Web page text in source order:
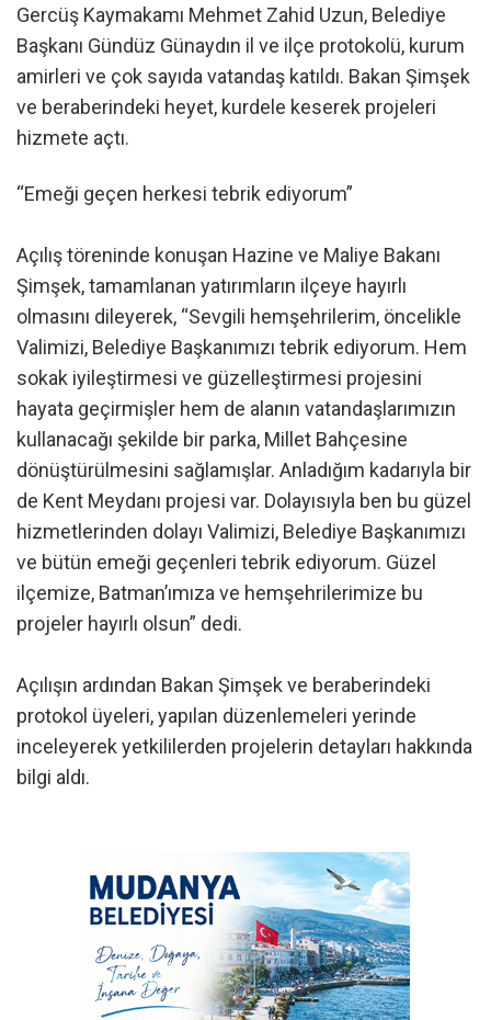
Gercüş Kaymakamı Mehmet Zahid Uzun, Belediye
Başkanı Gündüz Günaydın il ve ilçe protokolü, kurum
amirleri ve çok sayıda vatandaş katıldı. Bakan Şimşek
ve beraberindeki heyet, kurdele keserek projeleri
hizmete açtı.
“Emeği geçen herkesi tebrik ediyorum”
Açılış töreninde konuşan Hazine ve Maliye Bakanı
Şimşek, tamamlanan yatırımların ilçeye hayırlı
olmasını dileyerek, “Sevgili hemşehrilerim, öncelikle
Valimizi, Belediye Başkanımızı tebrik ediyorum. Hem
sokak iyileştirmesi ve güzelleştirmesi projesini
hayata geçirmişler hem de alanın vatandaşlarımızın
kullanacağı şekilde bir parka, Millet Bahçesine
dönüştürülmesini sağlamışlar. Anladığım kadarıyla bir
de Kent Meydanı projesi var. Dolayısıyla ben bu güzel
hizmetlerinden dolayı Valimizi, Belediye Başkanımızı
ve bütün emeği geçenleri tebrik ediyorum. Güzel
ilçemize, Batman’ımıza ve hemşehrilerimize bu
projeler hayırlı olsun” dedi.
Açılışın ardından Bakan Şimşek ve beraberindeki
protokol üyeleri, yapılan düzenlemeleri yerinde
inceleyerek yetkililerden projelerin detayları hakkında
bilgi aldı.